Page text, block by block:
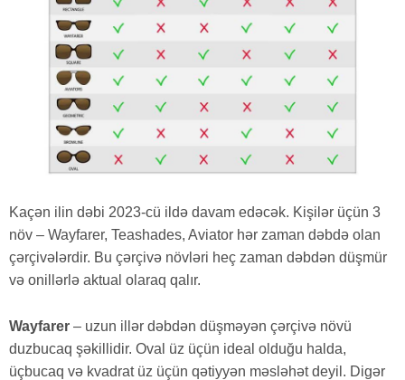
Kaçən ilin dəbi 2023-cü ildə davam edəcək. Kişilər üçün 3
növ – Wayfarer, Teashades, Aviator hər zaman dəbdə olan
çərçivələrdir. Bu çərçivə növləri heç zaman dəbdən düşmür
və onillərlə aktual olaraq qalır.
Wayfarer – uzun illər dəbdən düşməyən çərçivə növü
duzbucaq şəkillidir. Oval üz üçün ideal olduğu halda,
üçbucaq və kvadrat üz üçün qətiyyən məsləhət deyil. Digər